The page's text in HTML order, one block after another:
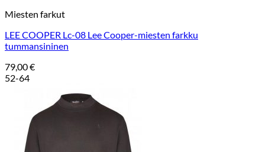
Miesten farkut
LEE COOPER Lc-08 Lee Cooper-miesten farkku
tummansininen
79,00€
52-64